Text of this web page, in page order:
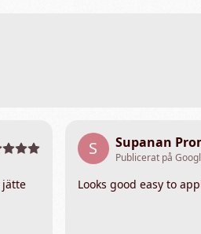
jätte
S Supanan
Publicerat på
Looks good easy to